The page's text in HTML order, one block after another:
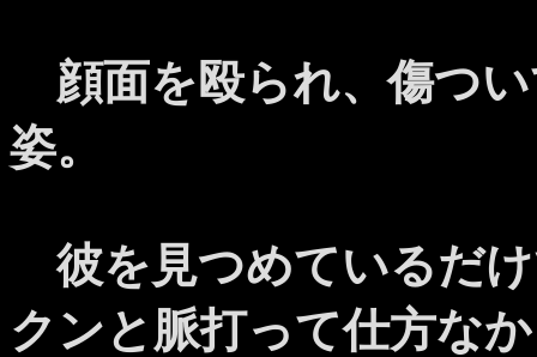
顔面を殴られ、傷つ
姿。
彼を見つめているだ
クンと脈打って仕方な